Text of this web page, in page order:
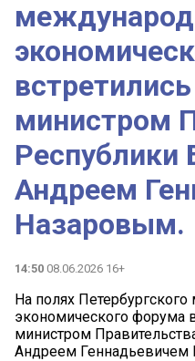
министром
Республики
Андреем
Назаровым.
14:50 08.06.2026 16+
На полях
экономического форума
министром
Андреем Геннадьевичем